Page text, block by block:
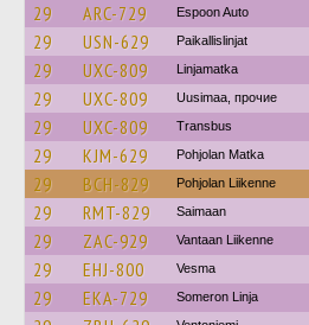
29 ARC-729 Espoon Auto
29 USN-629 Paikallislinjat
29 UXC-809 Linjamatka
29 UXC-809 Uusimaa, прочие
29 UXC-809 Transbus
29 KJM-629 Pohjolan Matka
29 BCH-829 Pohjolan Liikenne
29 RMT-829 Saimaan
29 ZAC-929 Vantaan Liikenne
29 EHJ-800 Vesma
29 EKA-729 Someron Linja